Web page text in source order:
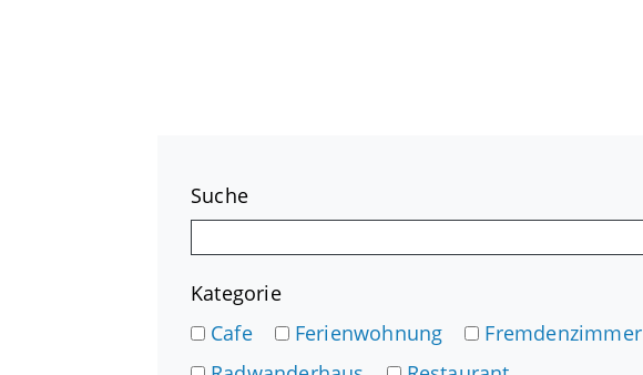
Suche
Kategorie
Cafe
Ferienwohnung Fremdenzimmer